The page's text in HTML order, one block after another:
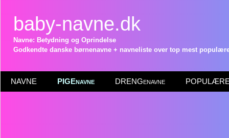
baby-navne.dk
Navne: Betydning og Oprindelse
Godkendte danske børnenavne + navneliste over top mest
NAVNE PIGEnavne DRENGenavne POPULÆRE